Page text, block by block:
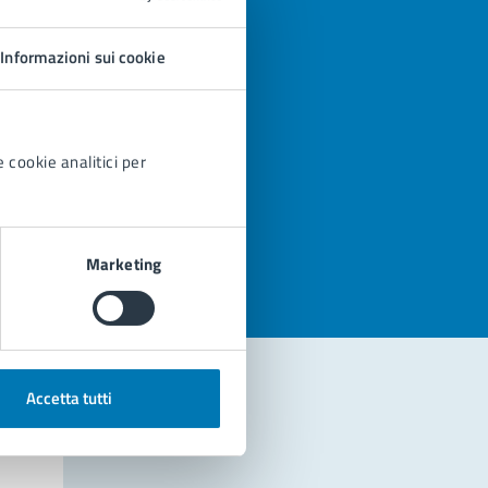
Informazioni sui cookie
cookie analitici per
Marketing
Accetta tutti